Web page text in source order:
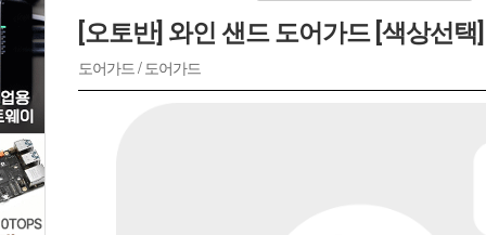
[색
상
선
택]
/
[오토반] 와인 샌드 도어가드 [색상선택]
도어가드 / 도어가드